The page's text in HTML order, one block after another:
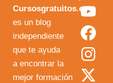
Cursosgratuitos.es
es un blog
independiente
que te ayuda
a encontrar la
mejor formación
Y
o
u
t
u
F
a
c
e
b
I
n
s
t
a
X
-
t
w
i